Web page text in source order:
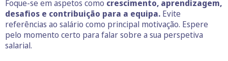
Foque-se em aspetos como crescimento, aprendizagem,
desafios e contribuição para a equipa. Evite
referências ao salário como principal motivação. Espere
pelo momento certo para falar sobre a sua perspetiva
salarial.